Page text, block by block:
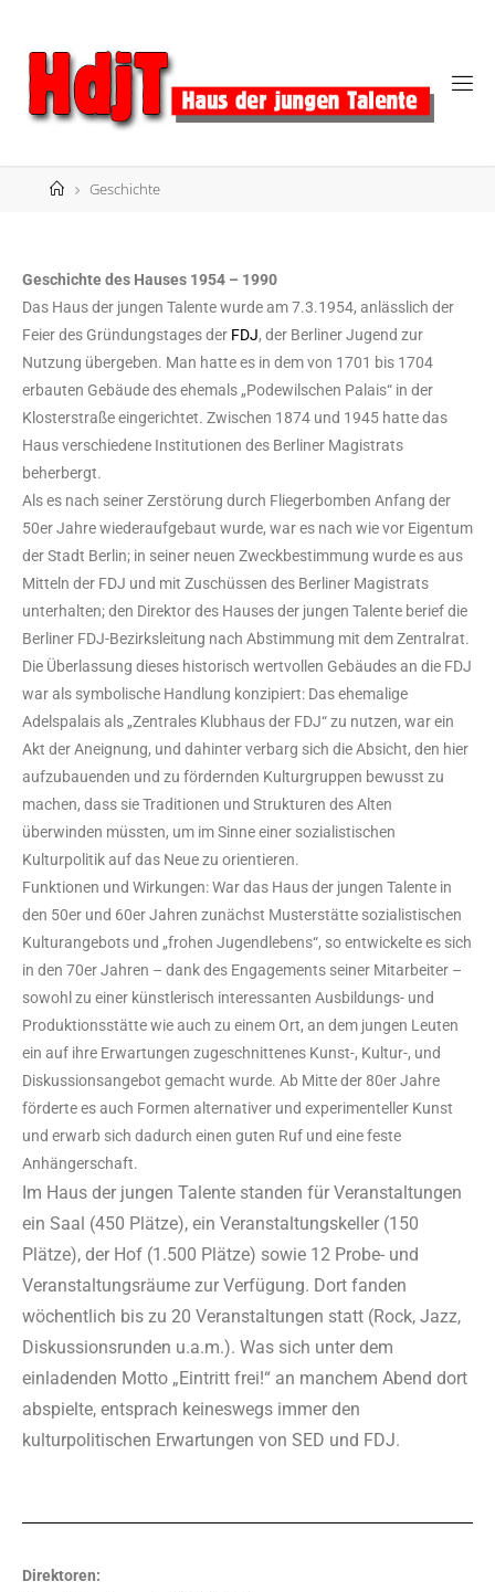
H
DE
A
Geschichte
Geschichte des Hauses 1954 – 1990
Das Haus der jungen Talente wurde am 7.3.1954, anlässlich der
Feier des Gründungstages der FDJ, der Berliner Jugend zur
Nutzung übergeben. Man hatte es in dem von 1701 bis 1704
erbauten Gebäude des ehemals „Podewilschen Palais“ in der
Klosterstraße eingerichtet. Zwischen 1874 und 1945 hatte das
Haus verschiedene Institutionen des Berliner Magistrats
beherbergt.
Als es nach seiner Zerstörung durch Fliegerbomben Anfang der
50er Jahre wiederaufgebaut wurde, war es nach wie vor Eigentum
der Stadt Berlin; in seiner neuen Zweckbestimmung wurde es aus
Mitteln der FDJ und mit Zuschüssen des Berliner Magistrats
unterhalten; den Direktor des Hauses der jungen Talente berief die
Berliner FDJ-Bezirksleitung nach Abstimmung mit dem Zentralrat.
Die Überlassung dieses historisch wertvollen Gebäudes an die FDJ
war als symbolische Handlung konzipiert: Das ehemalige
Adelspalais als „Zentrales Klubhaus der FDJ“ zu nutzen, war ein
Akt der Aneignung, und dahinter verbarg sich die Absicht, den hier
aufzubauenden und zu fördernden Kulturgruppen bewusst zu
machen, dass sie Traditionen und Strukturen des Alten
überwinden müssten, um im Sinne einer sozialistischen
Kulturpolitik auf das Neue zu orientieren.
Funktionen und Wirkungen: War das Haus der jungen Talente in
den 50er und 60er Jahren zunächst Musterstätte sozialistischen
Kulturangebots und „frohen Jugendlebens“, so entwickelte es sich
in den 70er Jahren – dank des Engagements seiner Mitarbeiter –
sowohl zu einer künstlerisch interessanten Ausbildungs- und
Produktionsstätte wie auch zu einem Ort, an dem jungen Leuten
ein auf ihre Erwartungen zugeschnittenes Kunst-, Kultur-, und
Diskussionsangebot gemacht wurde. Ab Mitte der 80er Jahre
förderte es auch Formen alternativer und experimenteller Kunst
und erwarb sich dadurch einen guten Ruf und eine feste
Anhängerschaft.
Im Haus der jungen Talente standen für Veranstaltungen
ein Saal (450 Plätze), ein Veranstaltungskeller (150
Plätze), der Hof (1.500 Plätze) sowie 12 Probe- und
Veranstaltungsräume zur Verfügung. Dort fanden
wöchentlich bis zu 20 Veranstaltungen statt (Rock, Jazz,
Diskussionsrunden u.a.m.). Was sich unter dem
einladenden Motto „Eintritt frei!“ an manchem Abend dort
abspielte, entsprach keineswegs immer den
kulturpolitischen Erwartungen von SED und FDJ.
Direktoren: